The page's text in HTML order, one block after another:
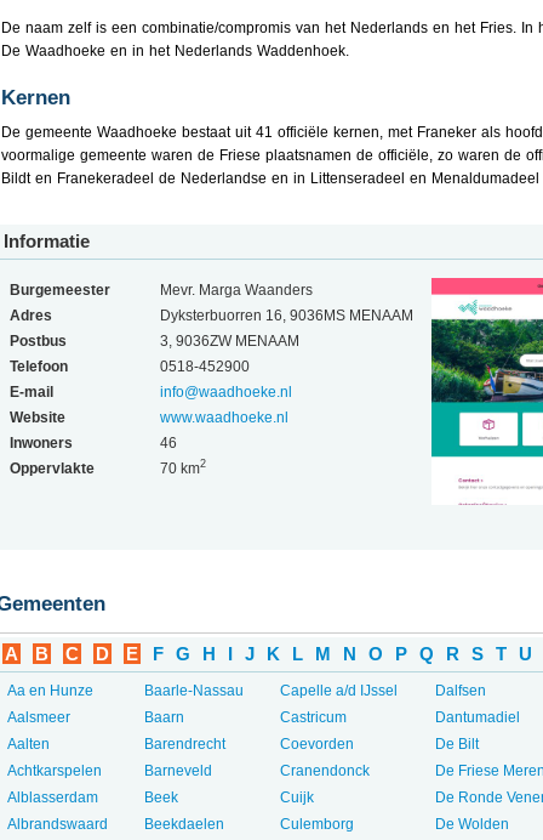
De naam zelf is een combinatie/compromis van het Nederlands en het Fries. In
De Waadhoeke en in het Nederlands Waddenhoek.
Kernen
De gemeente Waadhoeke bestaat uit 41 officiële kernen, met Franeker als
voormalige gemeente waren de Friese plaatsnamen de officiële, zo waren de
Bildt en Franekeradeel de Nederlandse en in Littenseradeel en Menaldumadeel
Informatie
Burgemeester
Mevr. Marga Waanders
Adres
Dyksterbuorren 16, 9036MS MENAAM
Postbus
3, 9036ZW MENAAM
Telefoon
0518-452900
E-mail
info@waadhoeke.nl
Website
www.waadhoeke.nl
Inwoners
46
Oppervlakte
70 km2
A B C D E F G H I J K L M N O P Q R S T U
Aa en Hunze
Aalsmeer
Aalten
Achtkarspelen
Alblasserdam
Albrandswaard
Baarle-Nassau
Baarn
Barendrecht
Barneveld
Beek
Beekdaelen
Capelle a/d IJssel
Castricum
Coevorden
Cranendonck
Cuijk
Culemborg
Dalfsen
Dantumadiel
De Bilt
De Friese
De Ronde
De Wolden